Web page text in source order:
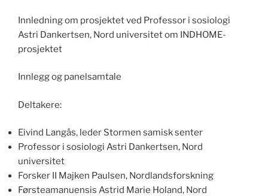
Innledning om prosjektet ved Professor i sosiologi
Astri Dankertsen, Nord universitet om INDHOME-
prosjektet
Innlegg og panelsamtale
Deltakere:
Eivind Langås, leder Stormen samisk senter
Professor i sosiologi Astri Dankertsen, Nord
universitet
Forsker II Majken Paulsen, Nordlandsforskning
Førsteamanuensis Astrid Marie Holand, Nord